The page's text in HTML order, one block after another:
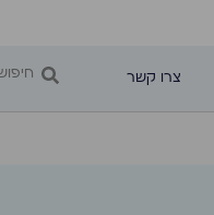
צרו קשר